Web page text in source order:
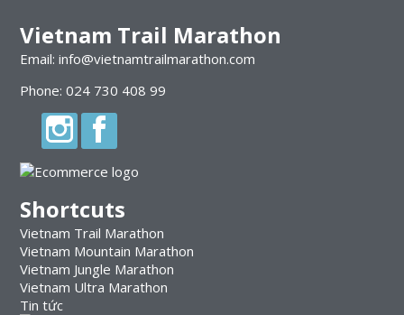
Vietnam Trail Marathon
Email: info@vietnamtrailmarathon.com
Phone: 024 730 408 99
Shortcuts
Vietnam Trail Marathon
Vietnam Mountain Marathon
Vietnam Jungle Marathon
Vietnam Ultra Marathon
Tin tức